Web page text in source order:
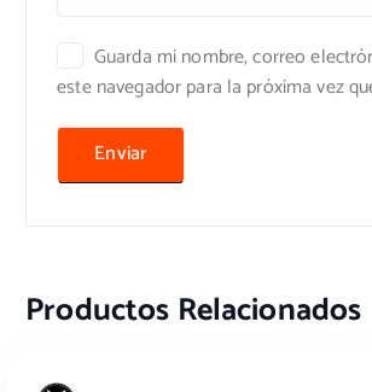
Guarda mi nombre, correo
este navegador para la próxima vez
Productos Relacionados